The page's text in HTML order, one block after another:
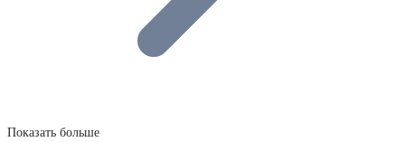
Показать больше